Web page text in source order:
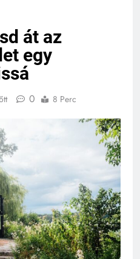
át az
egy
0 8 Perc